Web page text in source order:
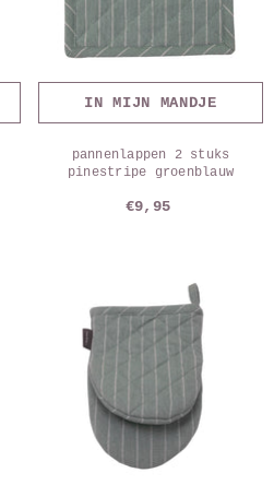
IN MIJN MANDJE
pannenlappen 2 stuks
pinestripe groenblauw
€9,95